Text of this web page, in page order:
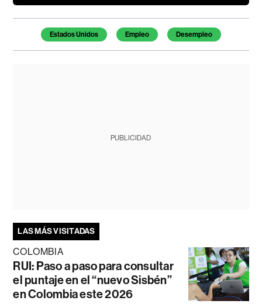
Temas de este artículo
Estados Unidos Empleo Desempleo
PUBLICIDAD
LAS MÁS VISITADAS
COLOMBIA
RUI: Paso a paso para consultar
el puntaje en el “nuevo Sisbén”
en Colombia este 2026